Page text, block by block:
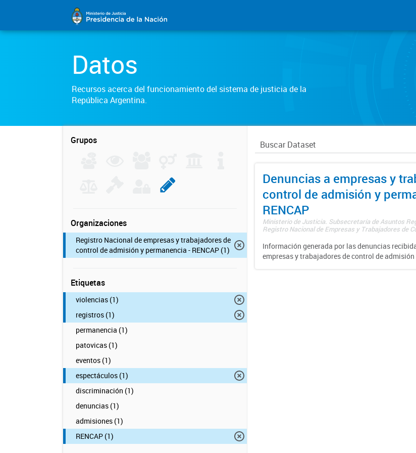
Datos
Recursos acerca del funcionamiento del sistema de justicia de la
República Argentina.
Grupos
Organizaciones
Registro Nacional de empresas y trabajadores de
control de admisión y permanencia - RENCAP (1)
Etiquetas
violencias (1)
registros (1)
permanencia (1)
patovicas (1)
eventos (1)
espectáculos (1)
discriminación (1)
denuncias (1)
admisiones (1)
RENCAP (1)
Denuncias a empresas y
control de admisión y
RENCAP
Ministerio de Justicia. Subsecretaría de Asuntos
Registro Nacional de Empresas y Trabajadores de
Información generada por las denuncias
empresas y trabajadores de control de admisión